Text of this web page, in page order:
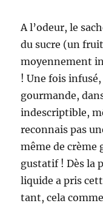
A l’odeur, le
du sucre (un
moyennement
! Une fois
gourmande,
indescriptible,
reconnais pas
même de crème
gustatif ! Dès la
liquide a pris
tant, cela